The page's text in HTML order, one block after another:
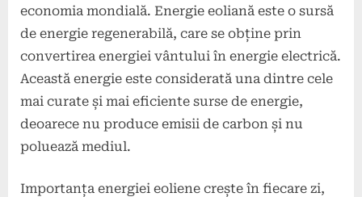
economia mondială. Energie eoliană este o sursă
de energie regenerabilă, care se obține prin
convertirea energiei vântului în energie electrică.
Această energie este considerată una dintre cele
mai curate și mai eficiente surse de energie,
deoarece nu produce emisii de carbon și nu
poluează mediul.
Importanța energiei eoliene crește în fiecare zi,